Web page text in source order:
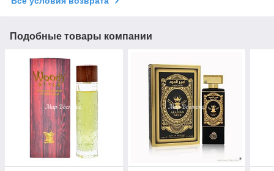
Подобные товары компании